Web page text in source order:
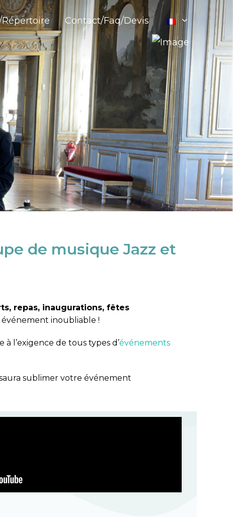
Contact/Faq/Devis
de musique Jazz et
repas, inaugurations, fêtes
inoubliable !
l’exigence de tous types d’événements
sublimer votre événement